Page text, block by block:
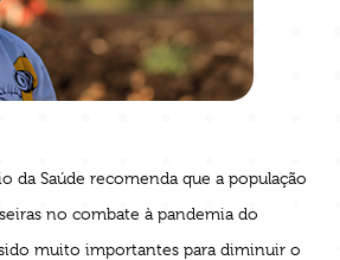
da Saúde recomenda que a população
no combate à pandemia do
muito importantes para diminuir o